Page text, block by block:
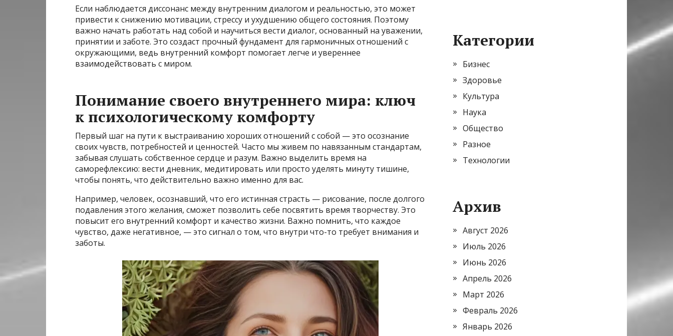
Если наблюдается диссонанс между внутренним диалогом и реальностью, это может
привести к снижению мотивации, стрессу и ухудшению общего состояния. Поэтому
важно начать работать над собой и научиться вести диалог, основанный на уважении,
принятии и заботе. Это создаст прочный фундамент для гармоничных отношений с
окружающими, ведь внутренний комфорт помогает легче и увереннее
взаимодействовать с миром.
Понимание своего внутреннего мира: ключ
к психологическому комфорту
Первый шаг на пути к выстраиванию хороших отношений с собой — это осознание
своих чувств, потребностей и ценностей. Часто мы живем по навязанным стандартам,
забывая слушать собственное сердце и разум. Важно выделить время на
саморефлексию: вести дневник, медитировать или просто уделять минуту тишине,
чтобы понять, что действительно важно именно для вас.
Например, человек, осознавший, что его истинная страсть — рисование, после долгого
подавления этого желания, сможет позволить себе посвятить время творчеству. Это
повысит его внутренний комфорт и качество жизни. Важно помнить, что каждое
чувство, даже негативное, — это сигнал о том, что внутри что-то требует внимания и
заботы.
Категории
Бизнес
Здоровье
Культура
Наука
Общество
Разное
Технологии
Архив
Август 2026
Июль 2026
Июнь 2026
Апрель 2026
Март 2026
Февраль 2026
Январь 2026